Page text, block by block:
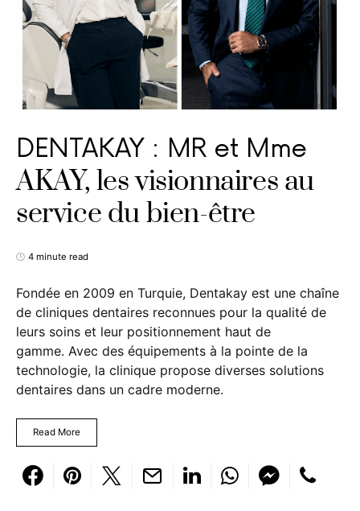
DENTAKAY : MR et Mme
AKAY, les visionnaires au
service du bien-être
4 minute read
Fondée en 2009 en Turquie, Dentakay est une chaîne
de cliniques dentaires reconnues pour la qualité de
leurs soins et leur positionnement haut de
gamme. Avec des équipements à la pointe de la
technologie, la clinique propose diverses solutions
dentaires dans un cadre moderne.
Read More